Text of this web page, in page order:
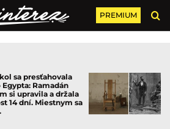
PREMIUM
sa presťahovala
Egypta: Ramadán
si upravila a držala
14 dní. Miestnym sa